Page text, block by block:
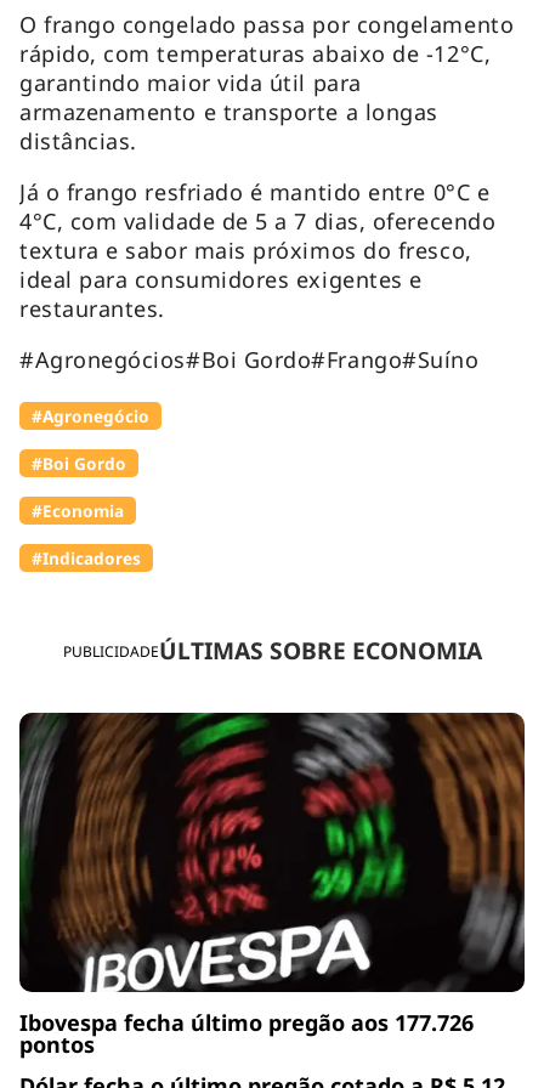
PUBLICIDADEÚLTIMAS SOBRE ECONOMIA
Ibovespa fecha último pregão aos 177.726
pontos
O frango congelado passa por congelamento
rápido, com temperaturas abaixo de -12°C,
garantindo maior vida útil para
armazenamento e transporte a longas
distâncias.
Já o frango resfriado é mantido entre 0°C e
4°C, com validade de 5 a 7 dias, oferecendo
textura e sabor mais próximos do fresco,
ideal para consumidores exigentes e
restaurantes.
#Agronegócios#Boi Gordo#Frango#Suíno
#Agronegócio
#Boi Gordo
#Economia
#Indicadores